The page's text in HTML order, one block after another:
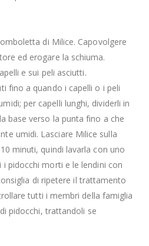
di Milice. Capovolgere
ed erogare la schiuma.
e sui peli asciutti.
fino a quando i capelli o i peli
per capelli lunghi, dividerli in
base verso la punta fino a che
umidi. Lasciare Milice sulla
minuti, quindi lavarla con uno
pidocchi morti e le lendini con
di ripetere il trattamento
tutti i membri della famiglia
pidocchi, trattandoli se